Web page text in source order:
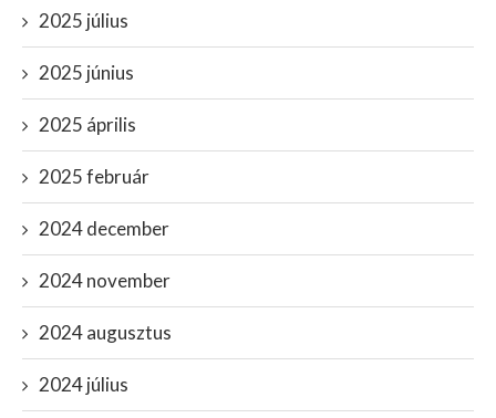
2025 július
2025 június
2025 április
2025 február
2024 december
2024 november
2024 augusztus
2024 július